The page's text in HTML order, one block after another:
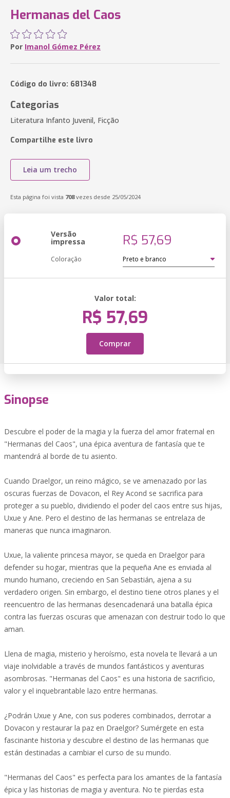
Hermanas del Caos
Por Imanol Gómez Pérez
Código do livro: 681348
Categorias
Literatura Infanto Juvenil, Ficção
Compartilhe este livro
Leia um trecho
Esta página foi vista 708vezes desde 25/05/2024
Versão
impressa R$ 57,69
Coloração
Valor total:
R$ 57,69
Comprar
Sinopse
Descubre el poder de la magia y la fuerza del amor fraternal en
"Hermanas del Caos", una épica aventura de fantasía que te
mantendrá al borde de tu asiento.
Cuando Draelgor, un reino mágico, se ve amenazado por las
oscuras fuerzas de Dovacon, el Rey Acond se sacrifica para
proteger a su pueblo, dividiendo el poder del caos entre sus hijas,
Uxue y Ane. Pero el destino de las hermanas se entrelaza de
maneras que nunca imaginaron.
Uxue, la valiente princesa mayor, se queda en Draelgor para
defender su hogar, mientras que la pequeña Ane es enviada al
mundo humano, creciendo en San Sebastián, ajena a su
verdadero origen. Sin embargo, el destino tiene otros planes y el
reencuentro de las hermanas desencadenará una batalla épica
contra las fuerzas oscuras que amenazan con destruir todo lo que
aman.
Llena de magia, misterio y heroísmo, esta novela te llevará a un
viaje inolvidable a través de mundos fantásticos y aventuras
asombrosas. "Hermanas del Caos" es una historia de sacrificio,
valor y el inquebrantable lazo entre hermanas.
¿Podrán Uxue y Ane, con sus poderes combinados, derrotar a
Dovacon y restaurar la paz en Draelgor? Sumérgete en esta
fascinante historia y descubre el destino de las hermanas que
están destinadas a cambiar el curso de su mundo.
"Hermanas del Caos" es perfecta para los amantes de la fantasía
épica y las historias de magia y aventura. No te pierdas esta